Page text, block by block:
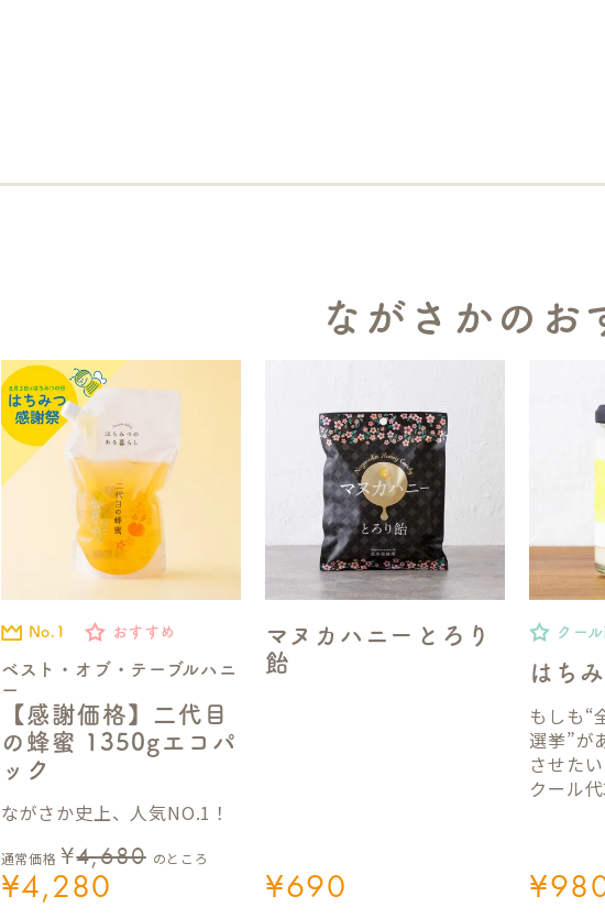
ながさかのお
ベスト・オブ・テーブルハニ
ー
【感謝価格】二代目
の蜂蜜 1350gエコパ
ック
No.1 おすすめ
通常価格 ¥4,680 のところ
¥4,280
ながさか史上、人気NO.1！
マヌカハニーとろり
飴
¥690
はち
クー
¥
もしも“
選挙”が
させた
クール代